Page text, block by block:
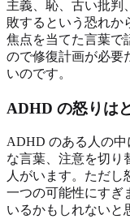
主義、恥、古い批判
敗するという恐れか
焦点を当てた言葉で
ので修復計画が必要
いのです。
ADHD の怒りは
ADHD のある人の
な言葉、注意を切り
人がいます。ただし
一つの可能性にすぎ
いるかもしれないと